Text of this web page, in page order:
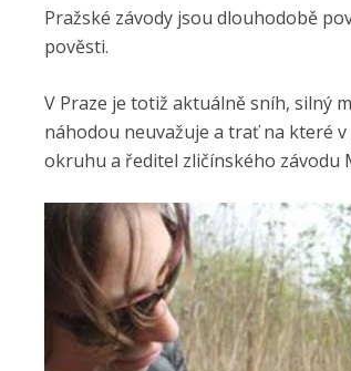
Pražské závody jsou dlouhodobě
pověsti.
V Praze je totiž aktuálně sníh, silný
náhodou neuvažuje a trať na které
okruhu a ředitel zličínského závodu